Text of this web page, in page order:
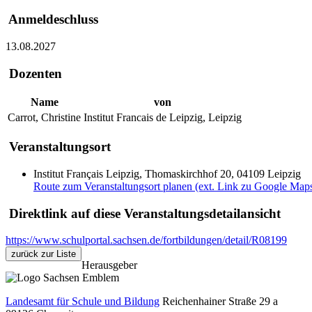
Anmeldeschluss
13.08.2027
Dozenten
Name
von
Carrot, Christine Institut Francais de Leipzig, Leipzig
Veranstaltungsort
Institut Français Leipzig, Thomaskirchhof 20, 04109 Leipzig
Route zum Veranstaltungsort planen (ext. Link zu Google
Direktlink auf diese Veranstaltungsdetailansicht
https://www.schulportal.sachsen.de/fortbildungen/detail/R08199
zurück zur Liste
Herausgeber
Landesamt für Schule und Bildung Reichenhainer Straße 29 a